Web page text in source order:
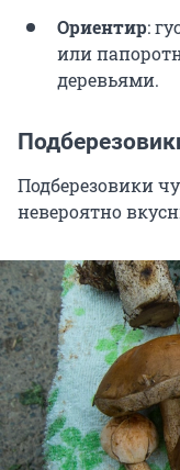
Ориентир:
или
деревьями.
Подберезовики
невероятно